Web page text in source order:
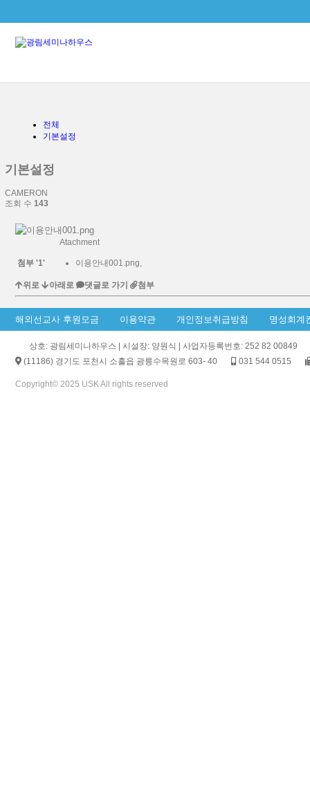
전체
기본설정
기본설정
CAMERON
조회 수 143
Atachment
첨부 '1' 이용안내001.png,
위로 아래로 댓글로 가기 첨부
해외선교사 후원모금 이용약관 개인정보취급방침 명성회계
상호: 광림세미나하우스 | 시설장: 양원식 | 사업자등록번호: 252 82 00849
(11186) 경기도 포천시 소흘읍 광릉수목원로 603- 40
031 544 0515
Copyright© 2025 USK All rights reserved